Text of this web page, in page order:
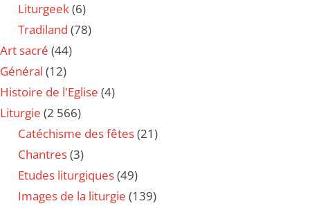
Liturgeek(6)
Tradiland (78)
Art sacré (44)
Général (12)
Histoire de l'Eglise (4)
Liturgie (2 566)
Catéchisme des fêtes(21)
Chantres(3)
Etudes liturgiques(49)
Images de la liturgie (139)